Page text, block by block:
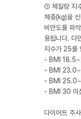
① 체질량 지
체중(kg)을
비만도를 파
용됩니다. 다
지수가 25를
- BMI
- BMI
- BMI
- BMI 30 이
다이어트 주